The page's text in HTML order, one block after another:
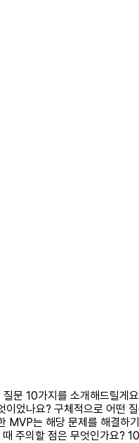
문 10가지를 소개해드릴
었나요? 구체적으로 어
는 해당 문제를 해결
주의할 점은 무엇인가요?